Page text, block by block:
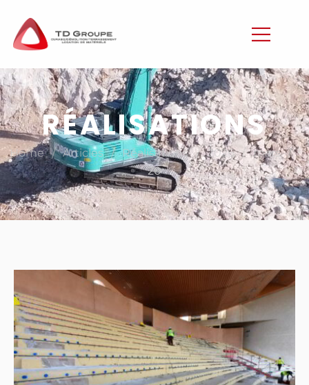
RÉALISATIONS
Home / Articles / Réalisations / 2026 / mars /
20